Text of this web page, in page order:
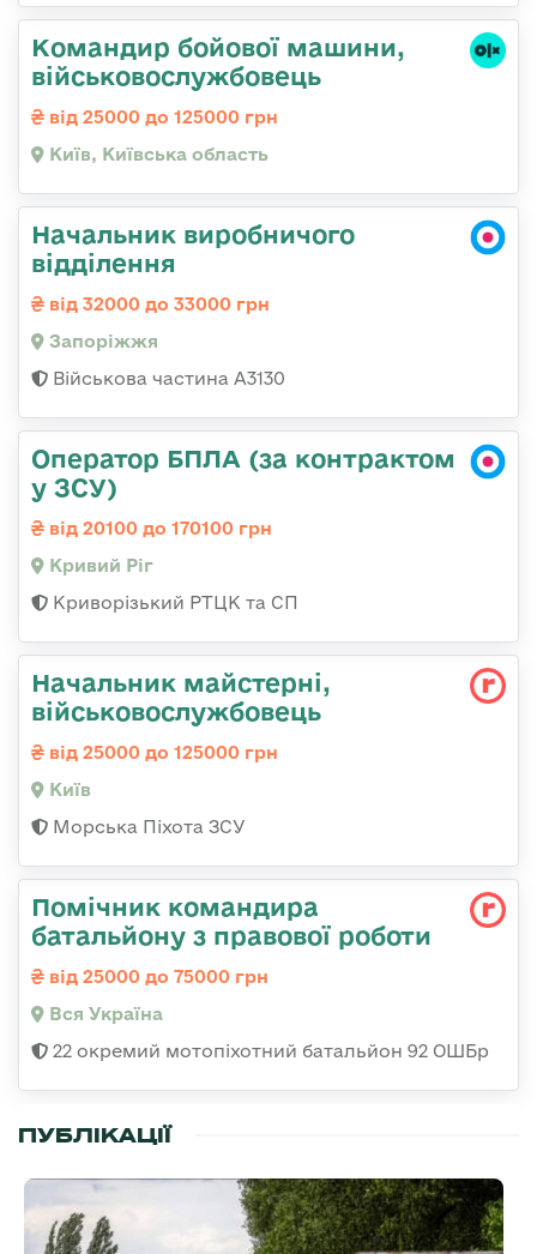
Командиp бойової машини,
військовослужбовець
від 25000 до 125000 грн
Київ, Київська область
Начальник виробничого
відділення
від 32000 до 33000 грн
Запоріжжя
Військова частина А3130
Оператор БПЛА (за контрактом
у ЗСУ)
від 20100 до 170100 грн
Кривий Ріг
Криворізький РТЦК та СП
Начальник майстерні,
військовослужбовець
від 25000 до 125000 грн
Київ
Морська Піхота ЗСУ
Помічник командира
батальйону з правової роботи
від 25000 до 75000 грн
Вся Україна
22 окремий мотопіхотний батальйон 92 ОШБр
ПУБЛІКАЦІЇ